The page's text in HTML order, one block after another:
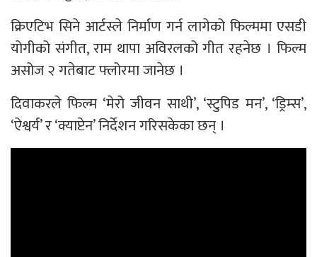
क्रिएटिभ सिने आर्टस्ले निर्माण गर्न लागेको फिल्ममा एसडी
योगीको संगीत, राम थापा अविरलको गीत रहनेछ । फिल्म
असोज २ गतेबाट फ्लोरमा जानेछ ।
दिवाकरले फिल्म ‘मेरो जीवन साथी’, ‘स्टुपिड मन’, ‘ड्रिम्स’,
‘ऐश्वर्य’ र ‘क्याप्टेन’ निर्देशन गरिसकेका छन् ।